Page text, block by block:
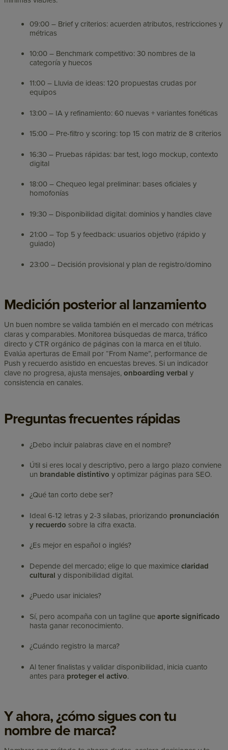
09:00 – Brief y criterios: acuerden atributos, restricciones y
métricas
10:00 – Benchmark competitivo: 30 nombres de la
categoría y huecos
11:00 – Lluvia de ideas: 120 propuestas crudas por
equipos
13:00 – IA y refinamiento: 60 nuevas + variantes fonéticas
15:00 – Pre-filtro y scoring: top 15 con matriz de 8 criterios
16:30 – Pruebas rápidas: bar test, logo mockup, contexto
digital
18:00 – Chequeo legal preliminar: bases oficiales y
homofonías
19:30 – Disponibilidad digital: dominios y handles clave
21:00 – Top 5 y feedback: usuarios objetivo (rápido y
guiado)
23:00 – Decisión provisional y plan de registro/domino
Medición posterior al lanzamiento
Un buen nombre se valida también en el mercado con métricas
claras y comparables. Monitorea búsquedas de marca, tráfico
directo y CTR orgánico de páginas con la marca en el título.
Evalúa aperturas de Email por “From Name”, performance de
Push y recuerdo asistido en encuestas breves. Si un indicador
clave no progresa, ajusta mensajes,onboarding verbal y
consistencia en canales.
Preguntas frecuentes rápidas
¿Debo incluir palabras clave en el nombre?
Útil si eres local y descriptivo, pero a largo plazo conviene
un brandable distintivo y optimizar páginas para SEO.
¿Qué tan corto debe ser?
Ideal 6-12 letras y 2-3 sílabas, priorizando pronunciación
y recuerdo sobre la cifra exacta.
¿Es mejor en español o inglés?
Depende del mercado; elige lo que maximiceclaridad
cultural y disponibilidad digital.
¿Puedo usar iniciales?
Sí, pero acompaña con un tagline queaporte significado
hasta ganar reconocimiento.
¿Cuándo registro la marca?
Al tener finalistas y validar disponibilidad, inicia cuanto
antes para proteger el activo.
Y ahora, ¿cómo sigues con tu
nombre de marca?